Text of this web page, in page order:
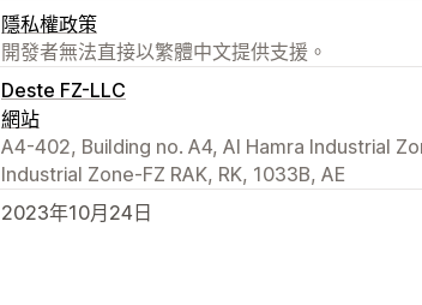
隱私權政策
開發者無法直接以繁體中文提供支援。
Deste FZ-LLC
網站
A4-402, Building no. A4, Al Hamra Industrial
Industrial Zone-FZ RAK, RK, 1033B, AE
2023年10月24日